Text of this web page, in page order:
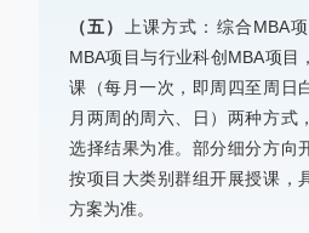
（五）
上课方式：综合MBA
MBA项目与行业科创MBA项目
课（每月一次，即周四至周日
月两周的周六、日）两种方式
选择结果为准。部分细分方向
按项目大类别群组开展授课，
方案为准。